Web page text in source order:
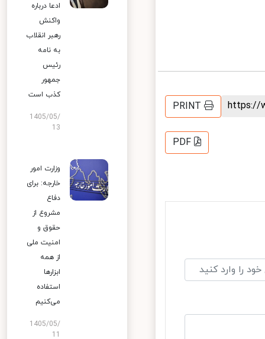
PRINT
PDF
ادعا درباره
واکنش
رهبر انقلاب
به نامه
رئیس
جمهور
کذب است
1405/05/
13
وزارت امور
خارجه: برای
دفاع
مشروع از
حقوق و
امنیت ملی
از همه
ابزارها
استفاده
می‌کنیم
1405/05/